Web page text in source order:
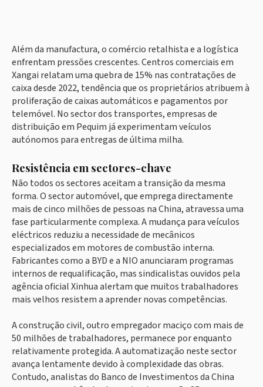
Além da manufactura, o comércio retalhista e a logística
enfrentam pressões crescentes. Centros comerciais em
Xangai relatam uma quebra de 15% nas contratações de
caixa desde 2022, tendência que os proprietários atribuem à
proliferação de caixas automáticos e pagamentos por
telemóvel. No sector dos transportes, empresas de
distribuição em Pequim já experimentam veículos
autónomos para entregas de última milha.
Resistência em sectores-chave
Não todos os sectores aceitam a transição da mesma
forma. O sector automóvel, que emprega directamente
mais de cinco milhões de pessoas na China, atravessa uma
fase particularmente complexa. A mudança para veículos
eléctricos reduziu a necessidade de mecânicos
especializados em motores de combustão interna.
Fabricantes como a BYD e a NIO anunciaram programas
internos de requalificação, mas sindicalistas ouvidos pela
agência oficial Xinhua alertam que muitos trabalhadores
mais velhos resistem a aprender novas competências.
A construção civil, outro empregador maciço com mais de
50 milhões de trabalhadores, permanece por enquanto
relativamente protegida. A automatização neste sector
avança lentamente devido à complexidade das obras.
Contudo, analistas do Banco de Investimentos da China